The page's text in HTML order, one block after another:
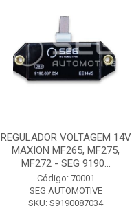
REGULADOR VOLTAGEM 14V
MAXION MF265, MF275,
MF272 - SEG 9190...
Código: 70001
SEG AUTOMOTIVE
SKU: S9190087034